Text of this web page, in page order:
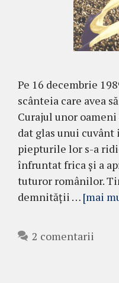
Pe 16 decembrie
scânteia care avea
Curajul unor
dat glas unui cuvânt
piepturile lor s-a
înfruntat frica și a
tuturor românilor.
demnității … [mai
2 comentarii